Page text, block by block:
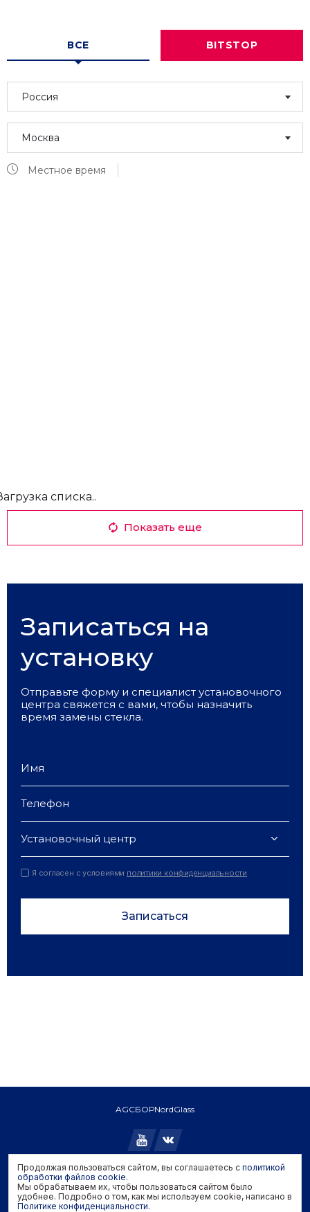
ВСЕ BITSTOP
Россия
Москва
Местное время
списка..
Показать еще
Записаться на
установку
Отправьте форму и специалист установочного
центра свяжется с вами, чтобы назначить
время замены стекла.
Установочный центр
Я согласен с условиями политики конфиденциальности
Записаться
AGCБОРNordGlass
Copyright © 2026 AGC. All rights reserved.
Политика конфиденциальности
Политика обработки файлов cookie
Продолжая пользоваться сайтом, вы соглашаетесь с политикой
обработки файлов cookie.
Мы обрабатываем их, чтобы пользоваться сайтом было
удобнее. Подробно о том, как мы используем cookie, написано в
Политике конфиденциальности.